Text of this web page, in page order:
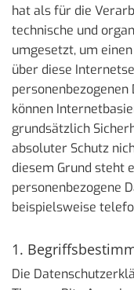
hat als für die
technische und
umgesetzt, um
über diese
können
grundsätzlich
absoluter Schutz
diesem Grund steht
personenbezogene
beispielsweise
1.
Die